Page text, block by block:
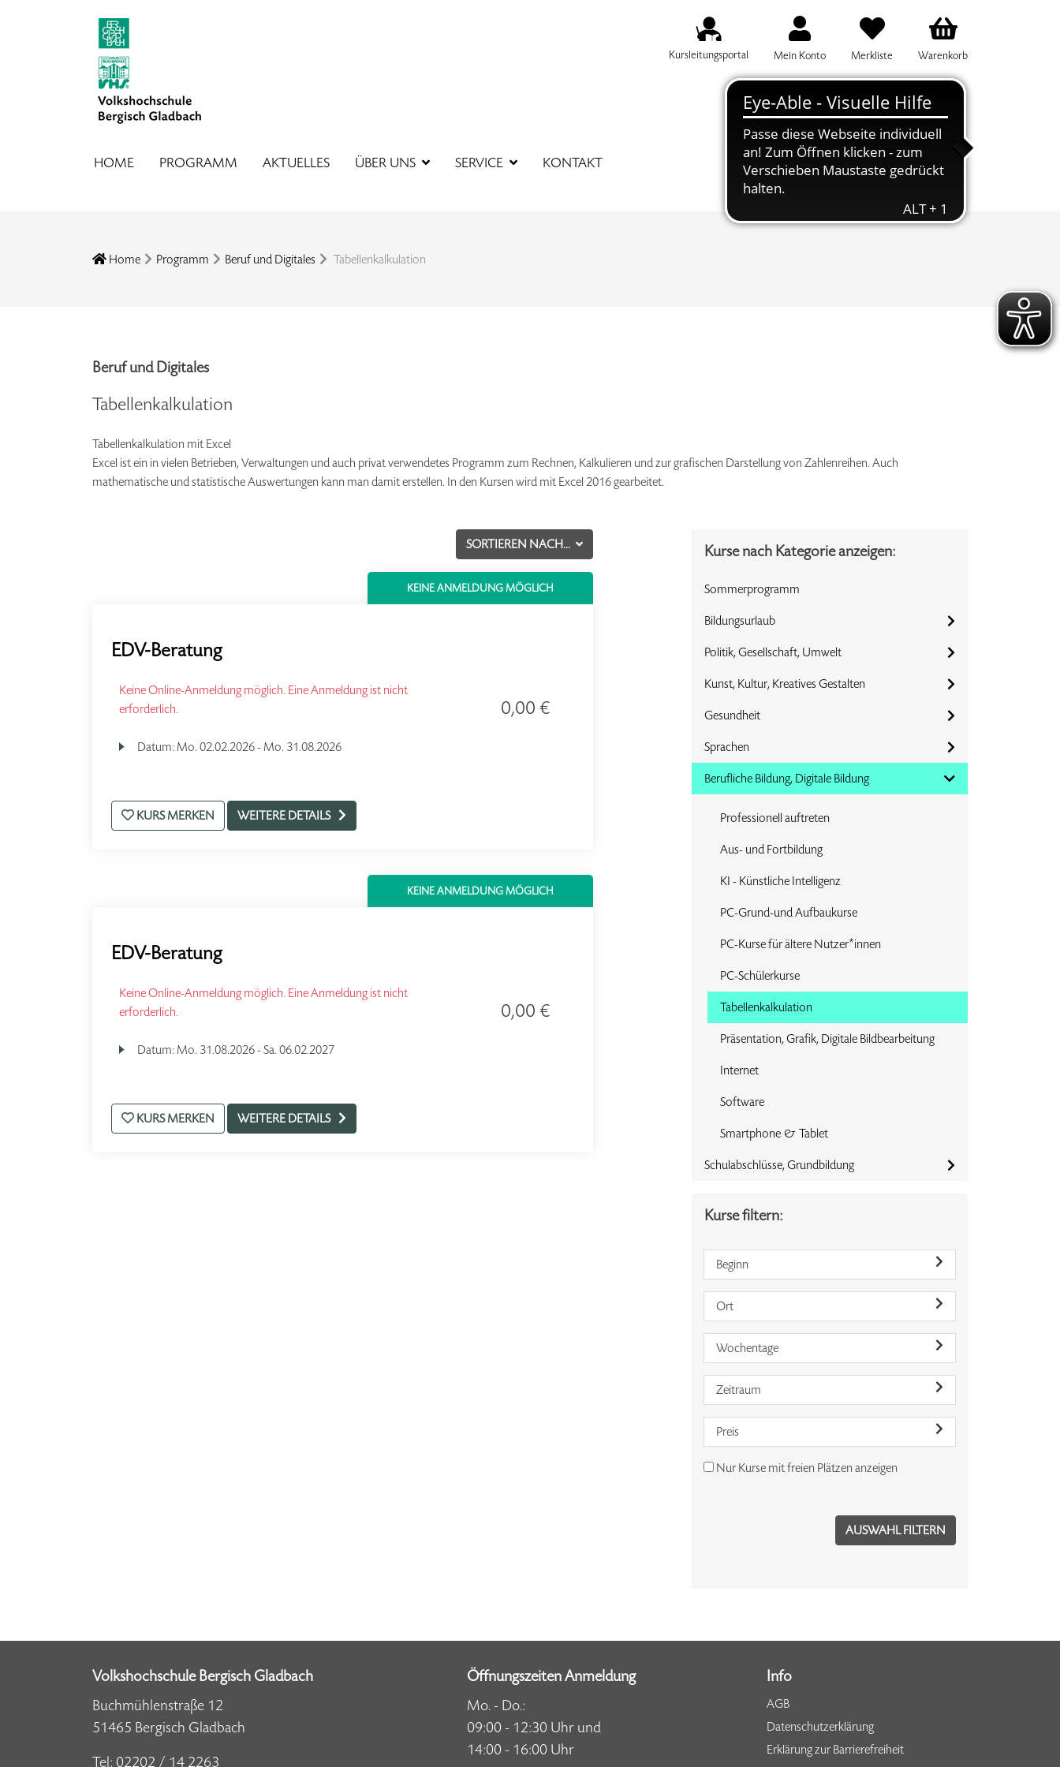
Kursleitungsportal Mein Konto Merkliste Warenkorb
HOME PROGRAMM AKTUELLES ÜBER UNS SERVICE KONTAKT
SUCHBEGRIFF FÜR DIE KURSSUCHE EINGEBEN
Home Programm Beruf und Digitales Tabellenkalkulation
Beruf und Digitales
Tabellenkalkulation
Tabellenkalkulation mit Excel
Excel ist ein in vielen Betrieben, Verwaltungen und auch privat verwendetes Programm zum Rechnen, Kalkulieren und zur grafischen Darstellung von Zahlenreihen. Auch
mathematische und statistische Auswertungen kann man damit erstellen. In den Kursen wird mit Excel 2016 gearbeitet.
SORTIEREN NACH...
KEINE ANMELDUNG MÖGLICH
EDV-Beratung
Keine Online-Anmeldung möglich. Eine Anmeldung ist nicht
erforderlich.
Datum: Mo. 02.02.2026 - Mo. 31.08.2026
0,00 €
KURS MERKEN WEITERE DETAILS
KEINE ANMELDUNG MÖGLICH
EDV-Beratung
Keine Online-Anmeldung möglich. Eine Anmeldung ist nicht
erforderlich.
Datum: Mo. 31.08.2026 -Sa. 06.02.2027
0,00 €
KURS MERKEN WEITERE DETAILS
Kurse nach Kategorie anzeigen:
Sommerprogramm
Bildungsurlaub
Politik, Gesellschaft, Umwelt
Kunst, Kultur, Kreatives Gestalten
Gesundheit
Sprachen
Berufliche Bildung, Digitale Bildung
Professionell auftreten
Aus- und Fortbildung
KI - Künstliche Intelligenz
PC-Grund-und Aufbaukurse
PC-Kurse für ältere Nutzer*innen
PC-Schülerkurse
Tabellenkalkulation
Präsentation, Grafik, Digitale Bildbearbeitung
Internet
Software
Smartphone & Tablet
Schulabschlüsse, Grundbildung
Kurse filtern:
Beginn
Ort
Wochentage
Zeitraum
Preis
Nur Kurse mit freien Plätzen anzeigen
Volkshochschule Bergisch Gladbach
Buchmühlenstraße 12
51465 Bergisch Gladbach
Tel: 02202 / 14 2263
Öffnungszeiten Anmeldung
Mo. - Do.:
09:00 - 12:30 Uhr und
14:00 - 16:00 Uhr
Info
AGB
Datenschutzerklärung
Erklärung zur Barrierefreiheit